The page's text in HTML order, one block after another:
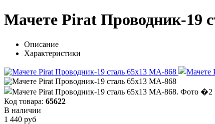
Мачете Pirat Проводник-19
Описание
Характеристики
Код товара: 65622
В наличии
1 440 руб